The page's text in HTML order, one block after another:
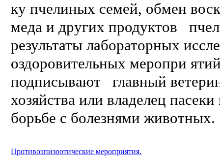
ку пчелиных семей, обмен
меда и других продуктов
результаты лабораторных
оздоровительных меропри
подписывают главный
хозяйства или владелец
борьбе с болезнями животных.
Противоэпизоотические мероприятия.